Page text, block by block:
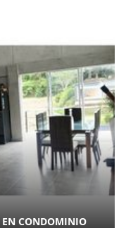
EN CONDOMINIO